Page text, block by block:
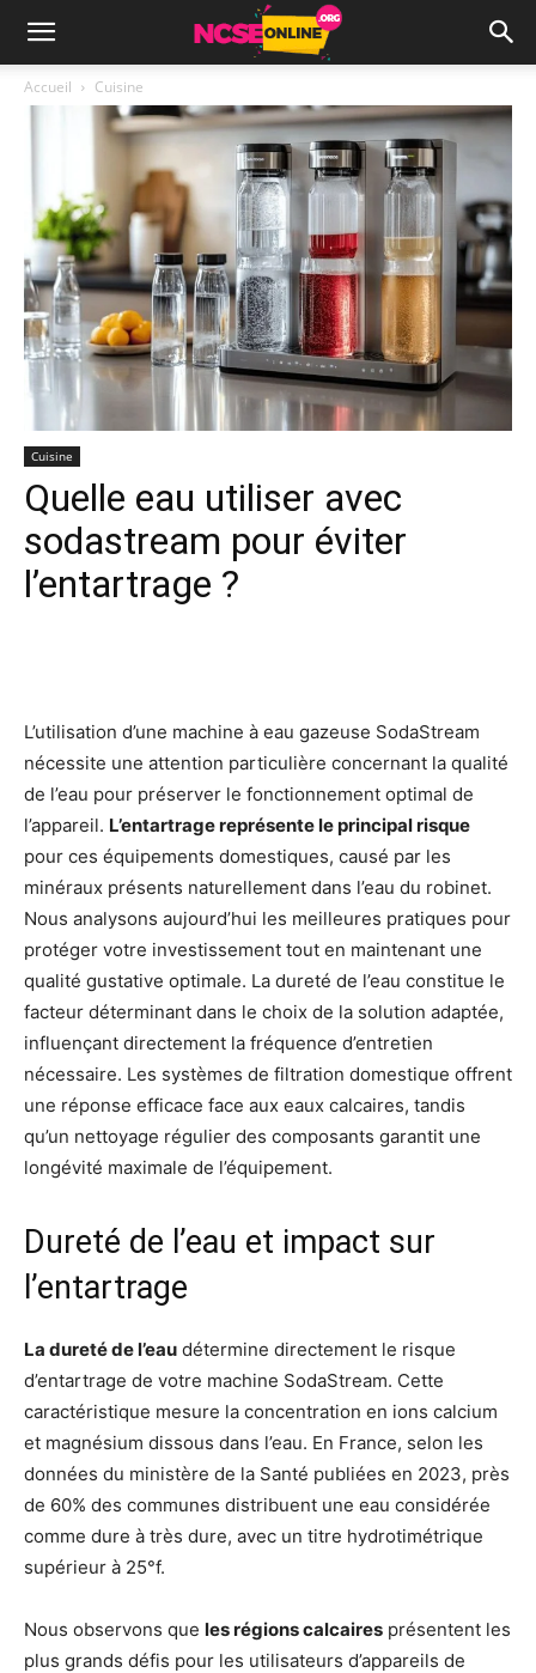
Accueil Cuisine
Cuisine
Quelle eau utiliser avec
sodastream pour éviter
l’entartrage ?
L’utilisation d’une machine à eau gazeuse SodaStream
nécessite une attention particulière concernant la qualité
de l’eau pour préserver le fonctionnement optimal de
l’appareil. L’entartrage représente le principal risque
pour ces équipements domestiques, causé par les
minéraux présents naturellement dans l’eau du robinet.
Nous analysons aujourd’hui les meilleures pratiques pour
protéger votre investissement tout en maintenant une
qualité gustative optimale. La dureté de l’eau constitue le
facteur déterminant dans le choix de la solution adaptée,
influençant directement la fréquence d’entretien
nécessaire. Les systèmes de filtration domestique offrent
une réponse efficace face aux eaux calcaires, tandis
qu’un nettoyage régulier des composants garantit une
longévité maximale de l’équipement.
Dureté de l’eau et impact sur
l’entartrage
La dureté de l’eau détermine directement le risque
d’entartrage de votre machine SodaStream. Cette
caractéristique mesure la concentration en ions calcium
et magnésium dissous dans l’eau. En France, selon les
données du ministère de la Santé publiées en 2023, près
de 60% des communes distribuent une eau considérée
comme dure à très dure, avec un titre hydrotimétrique
supérieur à 25°f.
Nous observons que les régions calcaires présentent les
plus grands défis pour les utilisateurs d’appareils de